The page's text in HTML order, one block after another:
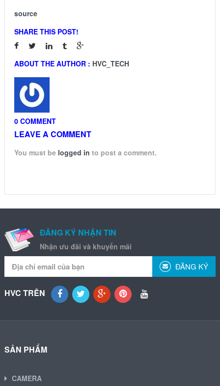
source
SHARE THIS POST!
ABOUT THE AUTHOR : HVC_TECH
0 COMMENT
LEAVE A COMMENT
You must be logged in to post a comment.
ĐĂNG KÝ NHẬN TIN
Nhận ưu đãi và khuyến mãi
ĐĂNG KÝ
HVC TRÊN
SẢN PHẨM
CAMERA